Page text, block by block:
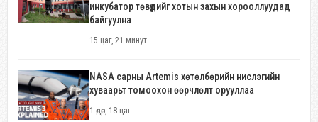
инкубатор төвүүдийг хотын захын хорооллуудад
байгуулна
15 цаг, 21 минут
NASA сарны Artemis хөтөлбөрийн нислэгийн
хуваарьт томоохон өөрчлөлт орууллаа
1 өдөр, 18 цаг